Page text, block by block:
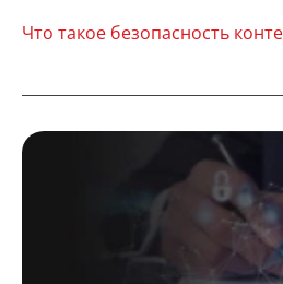
Что такое безопасность